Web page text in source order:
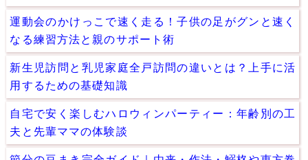
運動会のかけっこで速く走る！子供の足がグンと速く
なる練習方法と親のサポート術
新生児訪問と乳児家庭全戸訪問の違いとは？上手に活
用するための基礎知識
自宅で安く楽しむハロウィンパーティー：年齢別の工
夫と先輩ママの体験談